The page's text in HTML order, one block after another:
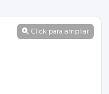
Click para ampliar